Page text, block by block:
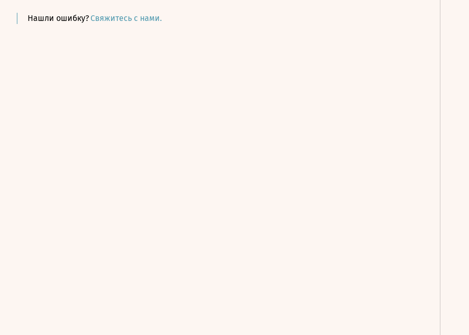
Нашли ошибку? Свяжитесь с нами.